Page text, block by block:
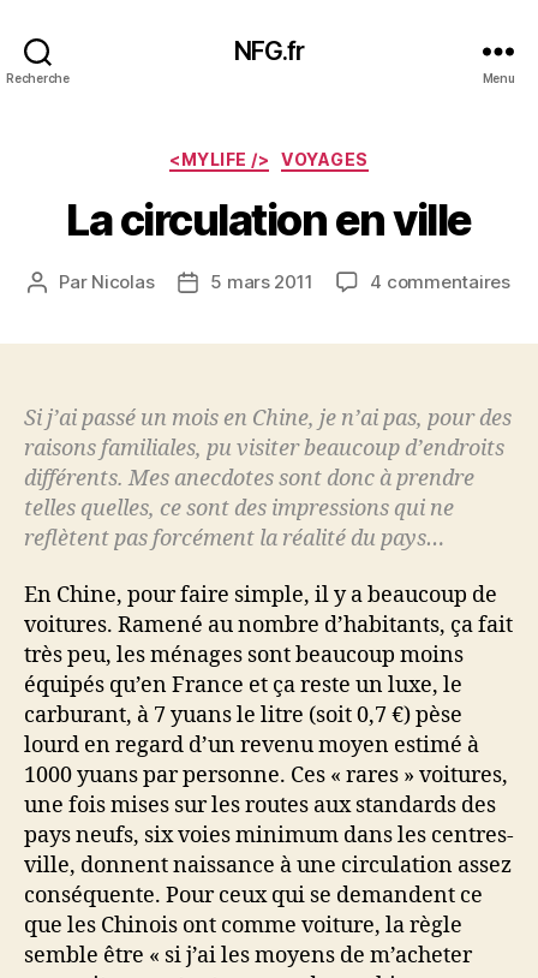
Recherche
NFG.fr
Menu
Catégories
<MYLIFE /> VOYAGES
La circulation en ville
Auteur
Par Nicolas
Date5 mars 2011 4 commentairessur
Si j’ai passé un mois en Chine, je n’ai pas, pour des
raisons familiales, pu visiter beaucoup d’endroits
différents. Mes anecdotes sont donc à prendre
telles quelles, ce sont des impressions qui ne
reflètent pas forcément la réalité du pays…
En Chine, pour faire simple, il y a beaucoup de
voitures. Ramené au nombre d’habitants, ça fait
très peu, les ménages sont beaucoup moins
équipés qu’en France et ça reste un luxe, le
carburant, à 7 yuans le litre (soit 0,7 €) pèse
lourd en regard d’un revenu moyen estimé à
1000 yuans par personne. Ces « rares » voitures,
une fois mises sur les routes aux standards des
pays neufs, six voies minimum dans les centres-
ville, donnent naissance à une circulation assez
conséquente. Pour ceux qui se demandent ce
que les Chinois ont comme voiture, la règle
semble être « si j’ai les moyens de m’acheter